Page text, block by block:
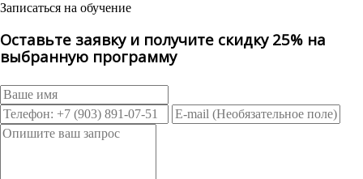
Записаться на обучение
Оставьте заявку и получите скидку 25% на
выбранную программу